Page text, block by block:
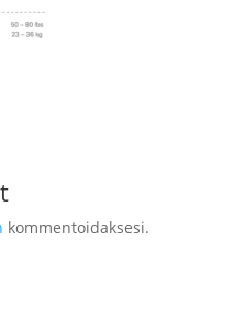
kommentoidaksesi.